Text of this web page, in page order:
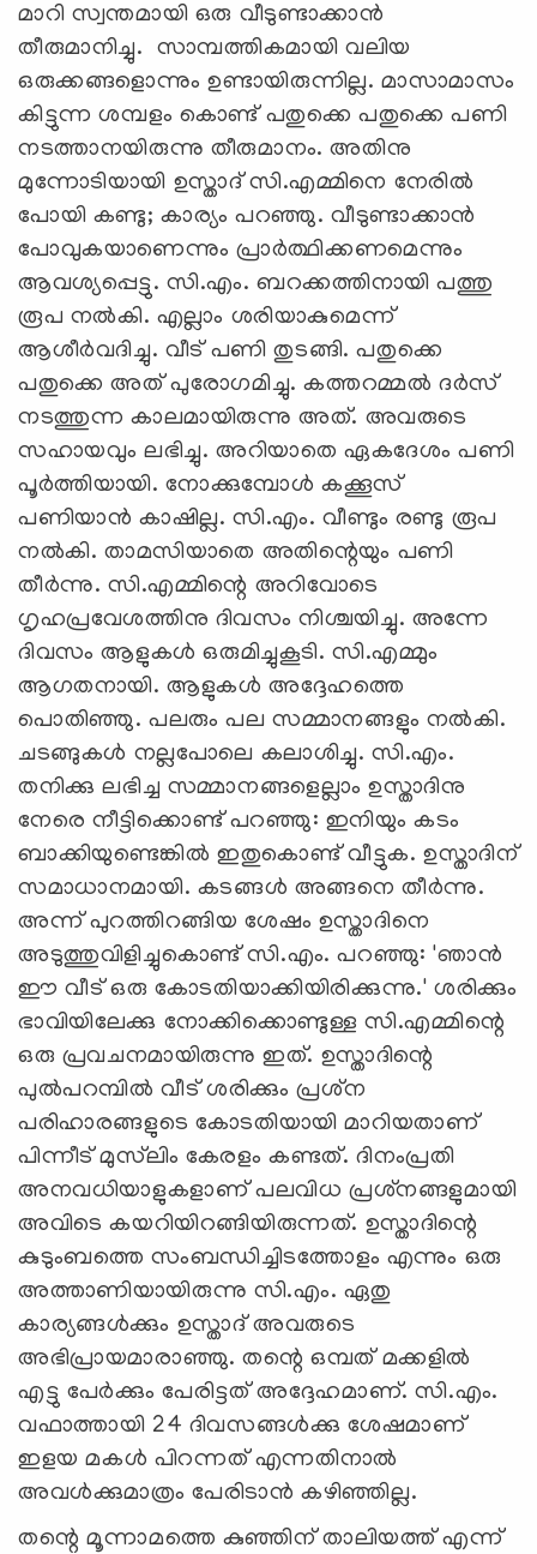
മാറി സ്വന്തമായി ഒരു വീടുണ്ടാക്കാന്‍
തീരുമാനിച്ചു. സാമ്പത്തികമായി വലിയ
ഒരുക്കങ്ങളൊന്നും ഉണ്ടായിരുന്നില്ല. മാസാമാസം
കിട്ടുന്ന ശമ്പളം കൊണ്ട് പതുക്കെ പതുക്കെ പണി
നടത്താനയിരുന്നു തീരുമാനം. അതിനു
മുന്നോടിയായി ഉസ്താദ് സി.എമ്മിനെ നേരില്‍
പോയി കണ്ടു; കാര്യം പറഞ്ഞു. വീടുണ്ടാക്കാന്‍
പോവുകയാണെന്നും പ്രാര്‍ത്ഥിക്കണമെന്നും
ആവശ്യപ്പെട്ടു. സി.എം. ബറക്കത്തിനായി പത്തു
രൂപ നല്‍കി. എല്ലാം ശരിയാകുമെന്ന്
ആശീര്‍വദിച്ചു. വീട് പണി തുടങ്ങി. പതുക്കെ
പതുക്കെ അത് പുരോഗമിച്ചു. കത്തറമ്മല്‍ ദര്‍സ്
നടത്തുന്ന കാലമായിരുന്നു അത്. അവരുടെ
സഹായവും ലഭിച്ചു. അറിയാതെ ഏകദേശം പണി
പൂര്‍ത്തിയായി. നോക്കുമ്പോള്‍ കക്കൂസ്
പണിയാന്‍ കാഷില്ല. സി.എം. വീണ്ടും രണ്ടു രൂപ
നല്‍കി. താമസിയാതെ അതിന്റെയും പണി
തീര്‍ന്നു. സി.എമ്മിന്റെ അറിവോടെ
ഗൃഹപ്രവേശത്തിനു ദിവസം നിശ്ചയിച്ചു. അന്നേ
ദിവസം ആളുകള്‍ ഒരുമിച്ചുകൂടി. സി.എമ്മും
ആഗതനായി. ആളുകള്‍ അദ്ദേഹത്തെ
പൊതിഞ്ഞു. പലരും പല സമ്മാനങ്ങളും നല്‍കി.
ചടങ്ങുകള്‍ നല്ലപോലെ കലാശിച്ചു. സി.എം.
തനിക്കു ലഭിച്ച സമ്മാനങ്ങളെല്ലാം ഉസ്താദിനു
നേരെ നീട്ടിക്കൊണ്ട് പറഞ്ഞു: ഇനിയും കടം
ബാക്കിയുണ്ടെങ്കില്‍ ഇതുകൊണ്ട് വീട്ടുക. ഉസ്താദിന്
സമാധാനമായി. കടങ്ങള്‍ അങ്ങനെ തീര്‍ന്നു.
അന്ന് പുറത്തിറങ്ങിയ ശേഷം ഉസ്താദിനെ
അടുത്തുവിളിച്ചുകൊണ്ട് സി.എം. പറഞ്ഞു: 'ഞാന്‍
ഈ വീട് ഒരു കോടതിയാക്കിയിരിക്കുന്നു.' ശരിക്കും
ഭാവിയിലേക്കു നോക്കിക്കൊണ്ടുള്ള സി.എമ്മിന്റെ
ഒരു പ്രവചനമായിരുന്നു ഇത്. ഉസ്താദിന്റെ
പുല്‍പറമ്പില്‍ വീട് ശരിക്കും പ്രശ്‌ന
പരിഹാരങ്ങളുടെ കോടതിയായി മാറിയതാണ്
പിന്നീട് മുസ്‌ലിം കേരളം കണ്ടത്. ദിനംപ്രതി
അനവധിയാളുകളാണ് പലവിധ പ്രശ്‌നങ്ങളുമായി
അവിടെ കയറിയിറങ്ങിയിരുന്നത്. ഉസ്താദിന്റെ
കുടുംബത്തെ സംബന്ധിച്ചിടത്തോളം എന്നും ഒരു
അത്താണിയായിരുന്നു സി.എം. ഏതു
കാര്യങ്ങള്‍ക്കും ഉസ്താദ് അവരുടെ
അഭിപ്രായമാരാഞ്ഞു. തന്റെ ഒമ്പത് മക്കളില്‍
എട്ടു പേര്‍ക്കും പേരിട്ടത് അദ്ദേഹമാണ്. സി.എം.
വഫാത്തായി 24 ദിവസങ്ങള്‍ക്കു ശേഷമാണ്
ഇളയ മകള്‍ പിറന്നത് എന്നതിനാല്‍
അവള്‍ക്കുമാത്രം പേരിടാന്‍ കഴിഞ്ഞില്ല.
തന്റെ മൂന്നാമത്തെ കുഞ്ഞിന് താലിയത്ത് എന്ന്